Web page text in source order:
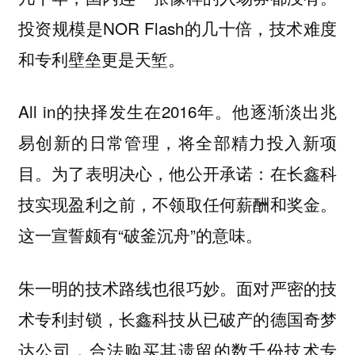
投资规模是NOR Flash的几十倍，技术难度
和专利壁垒更是天堑。
All in的抉择发生在2016年。他逐渐淡出兆
易创新的日常管理，将全部精力投入新项
目。为了表明决心，他公开承诺：在长鑫科
技实现盈利之前，不领取任何薪酬和奖金。
这一宣誓颇有“破釜沉舟”的意味。
朱一明的技术路线也很巧妙。面对严密的技
术专利封锁，长鑫科技从已破产的德国奇梦
达公司，合法购买其遗留的数千份技术专